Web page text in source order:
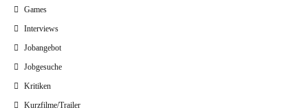
Games
Interviews
Jobangebot
Jobgesuche
Kritiken
Kurzfilme/Trailer